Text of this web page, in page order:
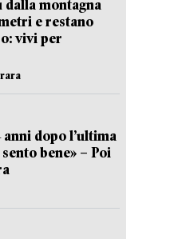
dalla montagna
e restano
vivi per
dopo l’ultima
bene» – Poi